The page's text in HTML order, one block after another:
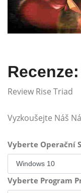
Review Rise Triad
Vyzkoušejte Náš
Vyberte Operační
Vyberte Program